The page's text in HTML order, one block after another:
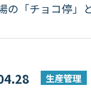
の「チョコ停」
生産管理